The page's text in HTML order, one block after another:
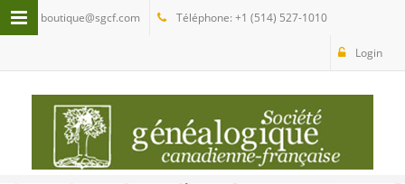
boutique@sgcf.com Téléphone: +1 (514) 527-1010
Login